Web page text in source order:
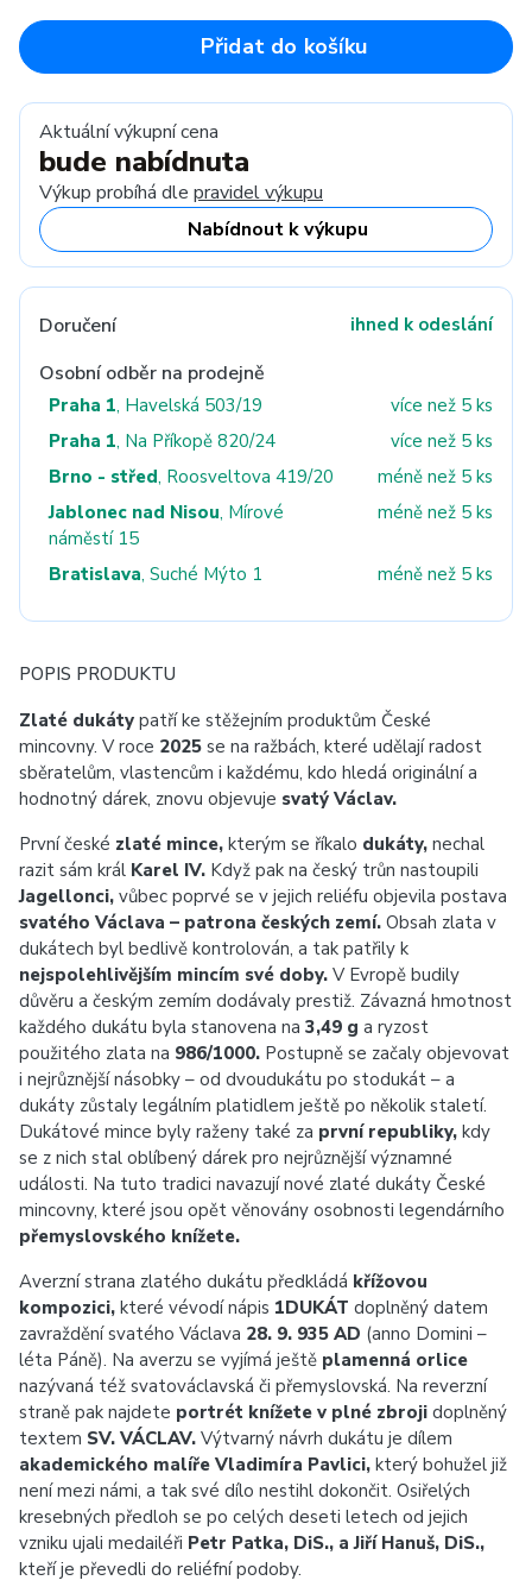
Přidat do košíku
Aktuální výkupní cena
bude nabídnuta
Výkup probíhá dle pravidel výkupu
Nabídnout k výkupu
Doručení ihned k odeslání
Osobní odběr na prodejně
Praha 1, Havelská 503/19
více než 5 ks
Praha 1, Na Příkopě 820/24
více než 5 ks
Brno - střed, Roosveltova 419/20
méně než 5 ks
Jablonec nad Nisou, Mírové
náměstí 15
méně než 5 ks
Bratislava, Suché Mýto 1 méně než 5 ks
POPIS PRODUKTU
Zlaté dukáty patří ke stěžejním produktům České
mincovny. V roce 2025 se na ražbách, které udělají radost
sběratelům, vlastencům i každému, kdo hledá originální a
hodnotný dárek, znovu objevuje svatý Václav.
První české zlaté mince, kterým se říkalo dukáty, nechal
razit sám král Karel IV. Když pak na český trůn nastoupili
Jagellonci, vůbec poprvé se v jejich reliéfu objevila postava
svatého Václava – patrona českých zemí. Obsah zlata v
dukátech byl bedlivě kontrolován, a tak patřily k
nejspolehlivějším mincím své doby. V Evropě budily
důvěru a českým zemím dodávaly prestiž. Závazná hmotnost
každého dukátu byla stanovena na 3,49 g a ryzost
použitého zlata na 986/1000. Postupně se začaly objevovat
i nejrůznější násobky – od dvoudukátu po stodukát – a
dukáty zůstaly legálním platidlem ještě po několik staletí.
Dukátové mince byly raženy také za první republiky, kdy
se z nich stal oblíbený dárek pro nejrůznější významné
události. Na tuto tradici navazují nové zlaté dukáty České
mincovny, které jsou opět věnovány osobnosti legendárního
přemyslovského knížete.
Averzní strana zlatého dukátu předkládá křížovou
kompozici, které vévodí nápis 1DUKÁT doplněný datem
zavraždění svatého Václava 28. 9. 935 AD (anno Domini –
léta Páně). Na averzu se vyjímá ještě plamenná orlice
nazývaná též svatováclavská či přemyslovská. Na reverzní
straně pak najdete portrét knížete v plné zbroji doplněný
textem SV. VÁCLAV. Výtvarný návrh dukátu je dílem
akademického malíře Vladimíra Pavlici, který bohužel již
není mezi námi, a tak své dílo nestihl dokončit. Osiřelých
kresebných předloh se po celých deseti letech od jejich
vzniku ujali medailéři Petr Patka, DiS., a Jiří Hanuš, DiS.,
kteří je převedli do reliéfní podoby.